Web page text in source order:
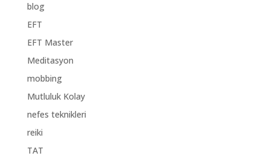
blog
EFT
EFT Master
Meditasyon
mobbing
Mutluluk Kolay
nefes teknikleri
reiki
TAT